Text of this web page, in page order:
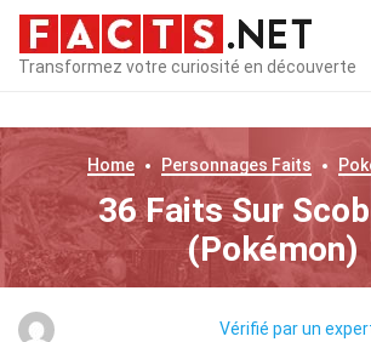
Transformez votre curiosité en découverte
Home Personnages Faits
36 Faits Sur
(Pokémon)
Vérifié par un